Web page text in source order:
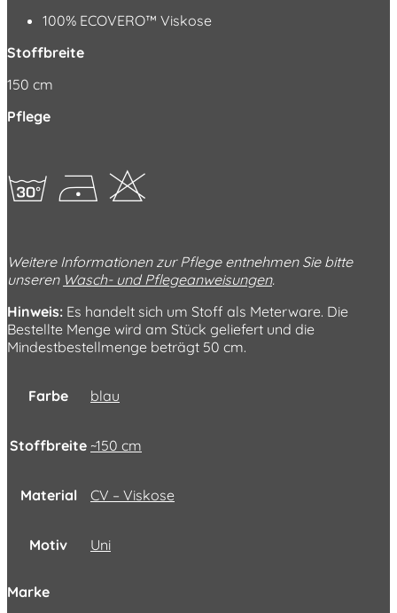
100% ECOVERO™ Viskose
Stoffbreite
150 cm
Pflege
gDH
Weitere Informationen zur Pflege entnehmen Sie bitte
unseren Wasch- und Pflegeanweisungen.
Hinweis: Es handelt sich um Stoff als Meterware. Die
Bestellte Menge wird am Stück geliefert und die
Mindestbestellmenge beträgt 50 cm.
Farbe blau
Stoffbreite ~150 cm
Material CV – Viskose
Motiv Uni
Marke